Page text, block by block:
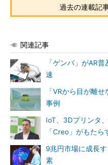
過去の連載記
関連記事
「ゲンバ」がAR
速
「VRから目が離
事例
IoT、3Dプリンタ
「Creo」がもたら
9兆円市場に成長
素